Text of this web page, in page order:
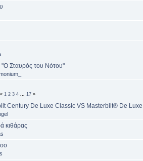
Σταυρός του Νότου"
« 1 2 3 4 ... 17 »
Century De Luxe Classic VS Masterbilt® De
κιθάρας